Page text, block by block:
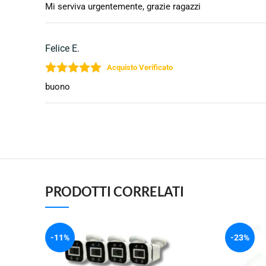
Valutato5su 5
Mi serviva urgentemente, grazie ragazzi
Felice E.
Valutato
buono
PRODOTTI CORRELATI
-11% -23%